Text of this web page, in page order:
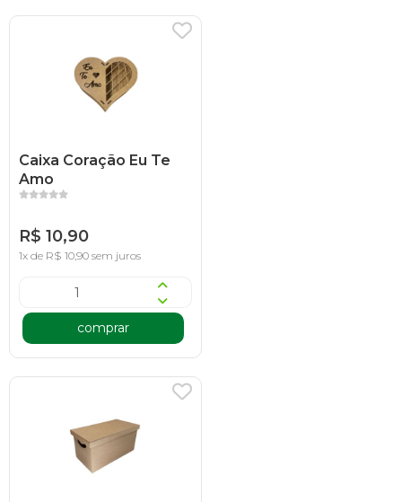
Caixa Coração Eu Te
Amo
R$ 10,90
1x de R$ 10,90 sem juros
comprar